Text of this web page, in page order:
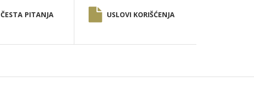
ČESTA PITANJA USLOVI KORIŠĆENJA